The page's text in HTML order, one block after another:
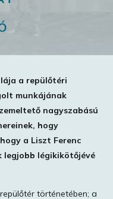
a repülőtéri
munkájának
nagyszabású
hogy
a Liszt Ferenc
legjobb légikikötőjévé
történetében; a